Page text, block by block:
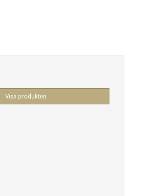
Visa produkten